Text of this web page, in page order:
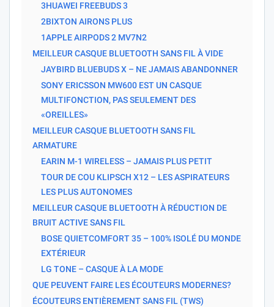
3HUAWEI FREEBUDS 3
2BIXTON AIRONS PLUS
1APPLE AIRPODS 2 MV7N2
MEILLEUR CASQUE BLUETOOTH SANS FIL À VIDE
JAYBIRD BLUEBUDS X – NE JAMAIS ABANDONNER
SONY ERICSSON MW600 EST UN CASQUE
MULTIFONCTION, PAS SEULEMENT DES
«OREILLES»
MEILLEUR CASQUE BLUETOOTH SANS FIL
ARMATURE
EARIN M-1 WIRELESS – JAMAIS PLUS PETIT
TOUR DE COU KLIPSCH X12 – LES ASPIRATEURS
LES PLUS AUTONOMES
MEILLEUR CASQUE BLUETOOTH À RÉDUCTION DE
BRUIT ACTIVE SANS FIL
BOSE QUIETCOMFORT 35 – 100% ISOLÉ DU MONDE
EXTÉRIEUR
LG TONE – CASQUE À LA MODE
QUE PEUVENT FAIRE LES ÉCOUTEURS MODERNES?
ÉCOUTEURS ENTIÈREMENT SANS FIL (TWS)